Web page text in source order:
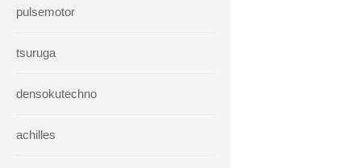
pulsemotor
tsuruga
densokutechno
achilles